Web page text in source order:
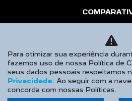
AGENDE UM
Desacelere. Seu
Para otimizar sua experiência
fazemos uso de nossa Política de
seus dados pessoais respeitamos
Privacidade. Ao seguir com a
concorda com nossas Políticas.